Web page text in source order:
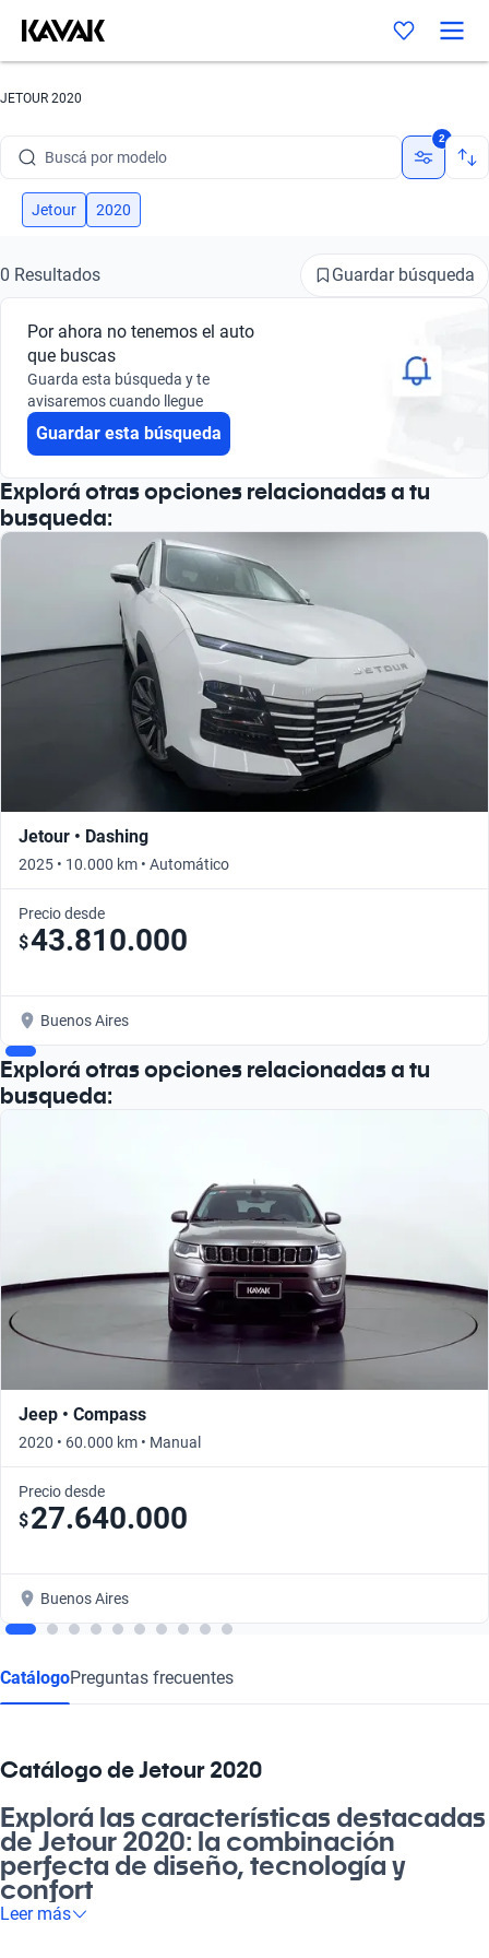
JETOUR 2020
Buscá por modelo
Buscá por versión
Buscá por marca
Buscá por modelo
Buscá por versión
2
Jetour 2020
0 Resultados Guardar búsqueda
Por ahora no tenemos el auto
que buscas
Guarda esta búsqueda y te
avisaremos cuando llegue
Guardar esta búsqueda
Explorá otras opciones relacionadas a tu
busqueda:
Jetour • Dashing
2025 • 10.000 km • Automático
Precio desde
$43.810.000
Buenos Aires
Explorá otras opciones relacionadas a tu
busqueda:
Jeep • Compass
2020 • 60.000 km • Manual
Precio desde
$27.640.000
Buenos Aires
CatálogoPreguntas frecuentes
Catálogo de Jetour 2020
Explorá las características destacadas
de Jetour 2020: la combinación
perfecta de diseño, tecnología y
confort
Leer más